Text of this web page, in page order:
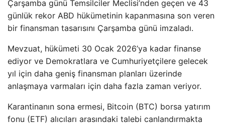
Çarşamba günü Temsilciler Meclisi’nden geçen ve 43
günlük rekor ABD hükümetinin kapanmasına son veren
bir finansman tasarısını Çarşamba günü imzaladı.
Mevzuat, hükümeti 30 Ocak 2026’ya kadar finanse
ediyor ve Demokratlara ve Cumhuriyetçilere gelecek
yıl için daha geniş finansman planları üzerinde
anlaşmaya varmaları için daha fazla zaman veriyor.
Karantinanın sona ermesi, Bitcoin (BTC) borsa yatırım
fonu (ETF) alıcıları arasındaki talebi canlandırmakta